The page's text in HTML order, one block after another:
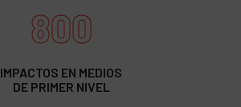
800
IMPACTOS EN MEDIOS
DE PRIMER NIVEL